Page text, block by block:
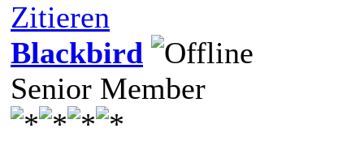
Zitieren
Blackbird
Senior Member